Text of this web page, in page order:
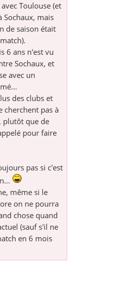
Toulouse (et
Sochaux, mais
de saison était
6 ans n'est vu
Sochaux, et
avec un
des clubs et
cherchent pas à
plutôt que de
pour faire
pas si c'est
même si le
on ne pourra
chose quand
(sauf s'il ne
en 6 mois